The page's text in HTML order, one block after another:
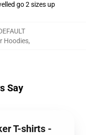
go 2 sizes up
Hoodies,
Say
T-shirts -